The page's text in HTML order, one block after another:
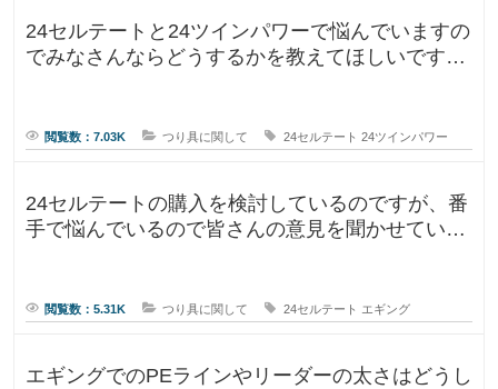
24セルテートと24ツインパワーで悩んでいますの
でみなさんならどうするかを教えてほしいです。
閲覧数：7.03K つり具に関して 24セルテート 24ツインパワー
24セルテートの購入を検討しているのですが、番
手で悩んでいるので皆さんの意見を聞かせていた
閲覧数：5.31K つり具に関して 24セルテート エギング
エギングでのPEラインやリーダーの太さはどうし